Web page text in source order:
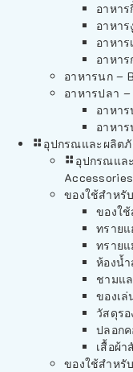
อาหาร
อาหาร
อาหา
อาหาร
อาหารนก –
อาหารปลา –
อาหาร
อาหา
อุปกรณและผลิต
อุปกรณแล
Accessories
ของใช้สำหรั
ของใช้
ทรายแ
ทราย
ห้องน้
ชามแ
ของเล่
วัสดุร
ปลอก
เสื้อผ้
ของใช้สำหรั